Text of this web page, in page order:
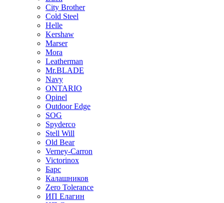
City Brother
Cold Steel
Helle
Kershaw
Marser
Mora
Leatherman
Mr.BLADE
Navy
ONTARIO
Opinel
Outdoor Edge
SOG
Spyderco
Stell Will
Old Bear
Verney-Carron
Victorinox
Барс
Калашников
Zero Tolerance
ИП Елагин